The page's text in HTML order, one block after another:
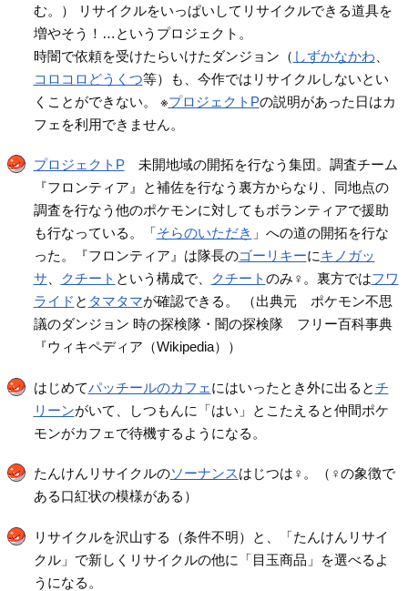
む。） リサイクルをいっぱいしてリサイクルできる道具を
増やそう！…というプロジェクト。
時闇で依頼を受けたらいけたダンジョン（ しずかなかわ
コロコロどうくつ等）も、今作ではリサイクルしないとい
くことができない。 ※プロジェクトPの説明があった日はカ
フェを利用できません。
プロジェクトP未開地域の開拓を行なう集団。調査チーム
『フロンティア』と補佐を行なう裏方からなり、同地点の
調査を行なう他のポケモンに対してもボランティアで援助
も行なっている。「そらのいただき 」への道の開拓を行な
った。『フロンティア』は隊長のゴーリキーにキノガッ
サ
クチート という構成で、 クチートのみ♀。裏方ではフワ
ライド と タマタマが確認できる。 （出典元 ポケモン不思
議のダンジョン 時の探検隊・闇の探検隊 フリー百科事典
『ウィキペディア（Wikipedia））
はじめてパッチールのカフェ にはいったとき外に出るとチ
リーンがいて、しつもんに「はい」とこたえると仲間ポケ
モンがカフェで待機するようになる。
たんけんリサイクルのソーナンスはじつは♀。（♀の象徴で
ある口紅状の模様がある）
リサイクルを沢山する（条件不明）と、「たんけんリサイ
クル」で新しくリサイクルの他に「目玉商品」を選べるよ
うになる。